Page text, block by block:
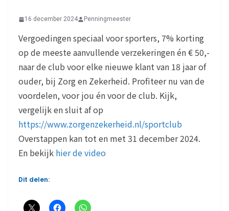
16 december 2024 Penningmeester
Vergoedingen speciaal voor sporters, 7% korting
op de meeste aanvullende verzekeringen én € 50,-
naar de club voor elke nieuwe klant van 18 jaar of
ouder, bij Zorg en Zekerheid. Profiteer nu van de
voordelen, voor jou én voor de club. Kijk,
vergelijk en sluit af op
https://www.zorgenzekerheid.nl/sportclub
Overstappen kan tot en met 31 december 2024.
En bekijk hier de video
Dit delen: